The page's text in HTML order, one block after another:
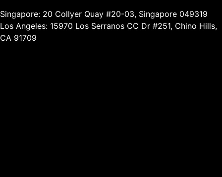
Singapore: 20 Collyer Quay #20-03, Singapore 049319
Los Angeles: 15970 Los Serranos CC Dr #251, Chino Hills,
CA 91709